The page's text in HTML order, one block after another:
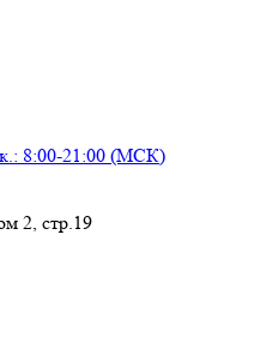
8:00-21:00 (МСК)
2, стр.19